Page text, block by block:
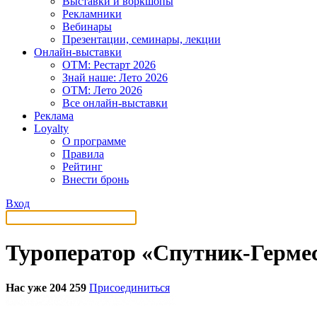
Рекламники
Вебинары
Презентации, семинары, лекции
Онлайн-выставки
OTM: Рестарт 2026
Знай наше: Лето 2026
OTM: Лето 2026
Все онлайн-выставки
Реклама
Loyalty
О программе
Правила
Рейтинг
Внести бронь
Вход
Туроператор «Спутник-
Нас уже 204 259 Присоединиться